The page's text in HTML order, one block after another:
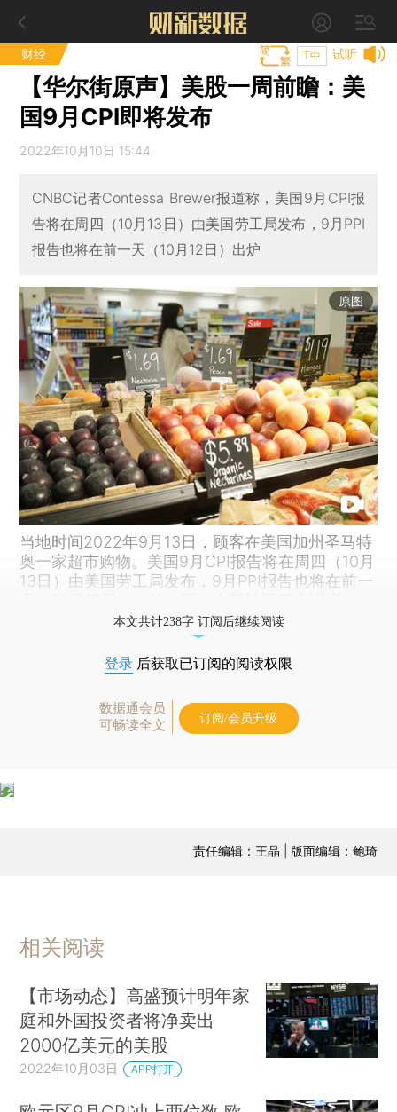
财经 试听
T中
【华尔街原声】美股一周前瞻：美
国9月CPI即将发布
2022年10月10日 15:44
CNBC记者Contessa Brewer报道称，美国9月CPI报
告将在周四（10月13日）由美国劳工局发布，9月PPI
报告也将在前一天（10月12日）出炉
原图
当地时间2022年9月13日，顾客在美国加州圣马特
奥一家超市购物。美国9月CPI报告将在周四（10月
13日）由美国劳工局发布，9月PPI报告也将在前一
本文共计238字 订阅后继续阅读
登录 后获取已订阅的阅读权限
数据通会员
可畅读全文
订阅/会员升级
责任编辑：王晶 | 版面编辑：鲍琦
相关阅读
【市场动态】高盛预计明年家
庭和外国投资者将净卖出
2000亿美元的美股
2022年10月03日 APP打开